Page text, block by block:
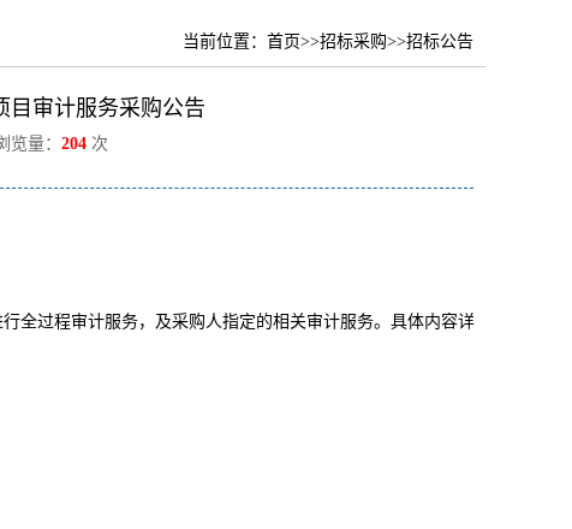
当前位置： 首页>>招标采购>>招标公告
目审计服务采购公告
量： 204次
全过程审计服务，及采购人指定的相关审计服务。具体内容详